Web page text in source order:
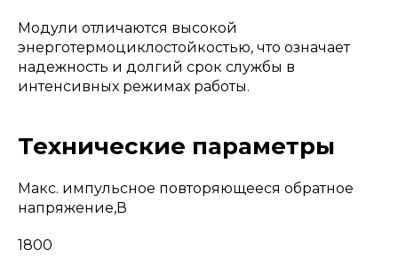
Модули отличаются высокой
энерготермоциклостойкостью, что означает
надежность и долгий срок службы в
интенсивных режимах работы.
Технические параметры
Макс. импульсное повторяющееся обратное
напряжение,В
1800